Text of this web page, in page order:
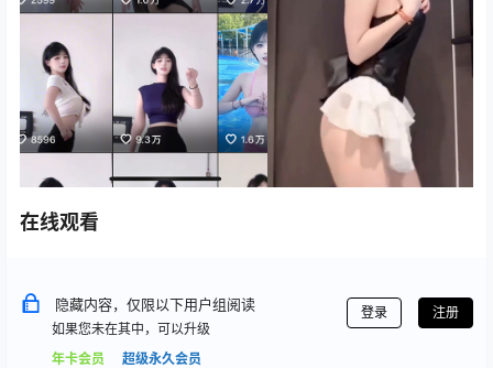
在线观看
隐藏内容，仅限以下用户组阅读
如果您未在其中，可以升级
年卡会员
超级永久会员
登录 注册